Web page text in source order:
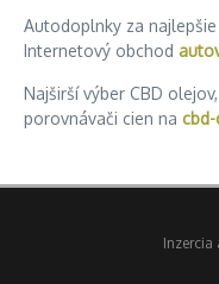
Autodoplnky za
Internetový obchod
Najširší výber CBD
porovnávači cien na
Inzercia